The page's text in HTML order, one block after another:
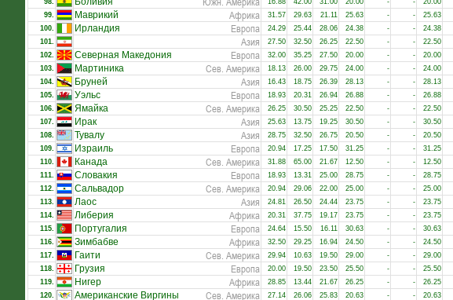
98. 16.88 42.00 31.00 20.00 - - 20.00
99. Маврикий Африка 31.57 29.63 21.11 25.63 - - 25.63
100. Ирландия Европа 24.29 25.44 28.06 24.38 - - 24.38
101. Азия 27.50 32.50 26.25 22.50 - - 22.50
102. Северная Македония Европа 32.00 35.25 27.50 20.00 - - 20.00
103. Мартиника Сев. Америка 18.13 26.00 29.75 24.00 - - 24.00
104. Бруней Азия 16.43 18.75 26.39 28.13 - - 28.13
105. Уэльс Европа 18.93 20.31 26.94 26.88 - - 26.88
106. Ямайка Сев. Америка 26.25 30.50 25.25 22.50 - - 22.50
107. Ирак Азия 25.63 13.75 19.25 30.50 - - 30.50
108. Тувалу Азия 28.75 32.50 26.75 20.50 - - 20.50
109. Израиль Европа 20.94 17.25 17.50 31.25 - - 31.25
110. Канада Сев. Америка 31.88 65.00 21.67 12.50 - - 12.50
111. Словакия Европа 18.93 13.31 25.00 28.75 - - 28.75
112. Сальвадор Сев. Америка 20.94 29.06 22.00 25.00 - - 25.00
113. Лаос Азия 24.81 26.50 24.44 23.75 - - 23.75
114. Либерия Африка 20.31 37.75 19.17 23.75 - - 23.75
115. Португалия Европа 24.64 15.50 16.11 30.63 - - 30.63
116. Зимбабве Африка 32.50 29.25 16.94 24.50 - - 24.50
117. Гаити Сев. Америка 29.94 10.63 19.50 29.00 - - 29.00
118. Грузия Европа 20.00 19.50 23.50 25.50 - - 25.50
119. Нигер Африка 28.85 13.44 21.67 26.25 - - 26.25
120. Американские Виргины Сев. Америка 27.14 26.06 25.83 20.63 - - 20.63